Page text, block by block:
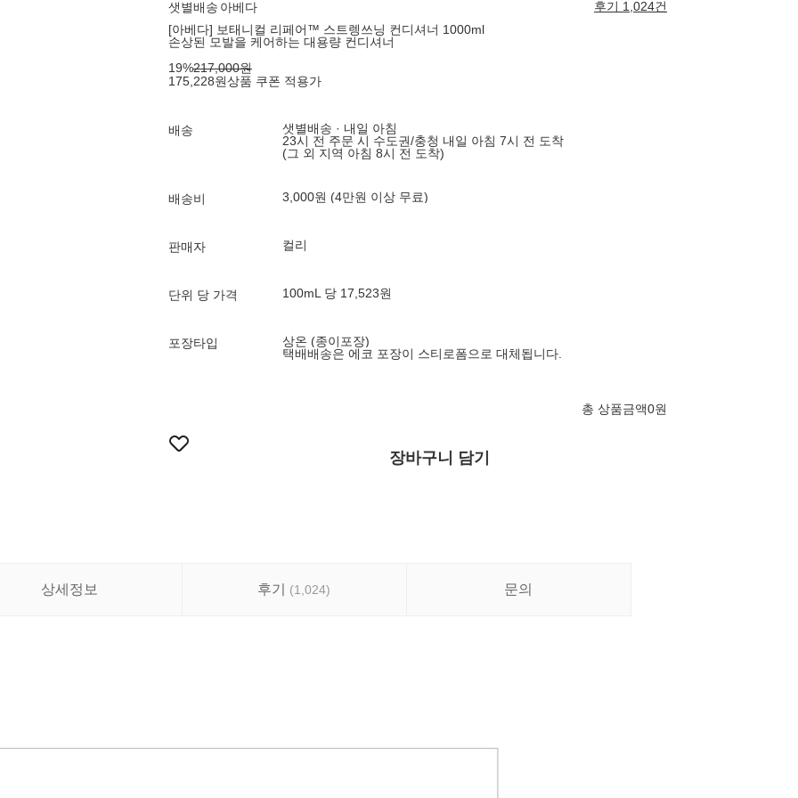
샛별배송 아베다
후기 1,024건
[아베다] 보태니컬 리페어™ 스트렝쓰닝 컨디셔너 1000ml
손상된 모발을 케어하는 대용량 컨디셔너
19%217,000원
175,228원상품 쿠폰 적용가
배송
샛별배송 · 내일 아침
23시 전 주문 시 수도권/충청 내일 아침 7시 전 도착
(그 외 지역 아침 8시 전 도착)
배송비 3,000원 (4만원 이상 무료)
판매자 컬리
단위 당 가격 100mL 당 17,523원
포장타입
상온 (종이포장)
택배배송은 에코 포장이 스티로폼으로 대체됩니다.
총 상품금액0원
장바구니 담기
상세정보 후기 (1,024) 문의